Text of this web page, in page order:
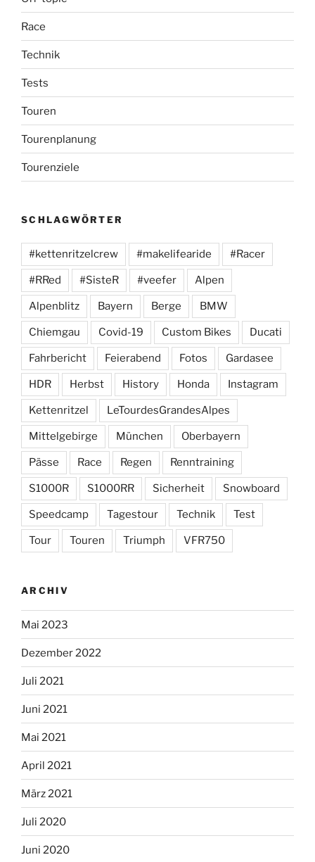
Race
Technik
Tests
Touren
Tourenplanung
Tourenziele
SCHLAGWÖRTER
#kettenritzelcrew #makelifearide #Racer
#RRed #SisteR #veefer Alpen
Alpenblitz Bayern Berge BMW
Chiemgau Covid-19 Custom Bikes Ducati
Fahrbericht Feierabend Fotos Gardasee
HDR Herbst History Honda Instagram
Kettenritzel LeTourdesGrandesAlpes
Mittelgebirge München Oberbayern
Pässe Race Regen Renntraining
S1000R S1000RR Sicherheit Snowboard
Speedcamp Tagestour Technik Test
Tour Touren Triumph VFR750
ARCHIV
Mai 2023
Dezember 2022
Juli 2021
Juni 2021
Mai 2021
April 2021
März 2021
Juli 2020
Juni 2020